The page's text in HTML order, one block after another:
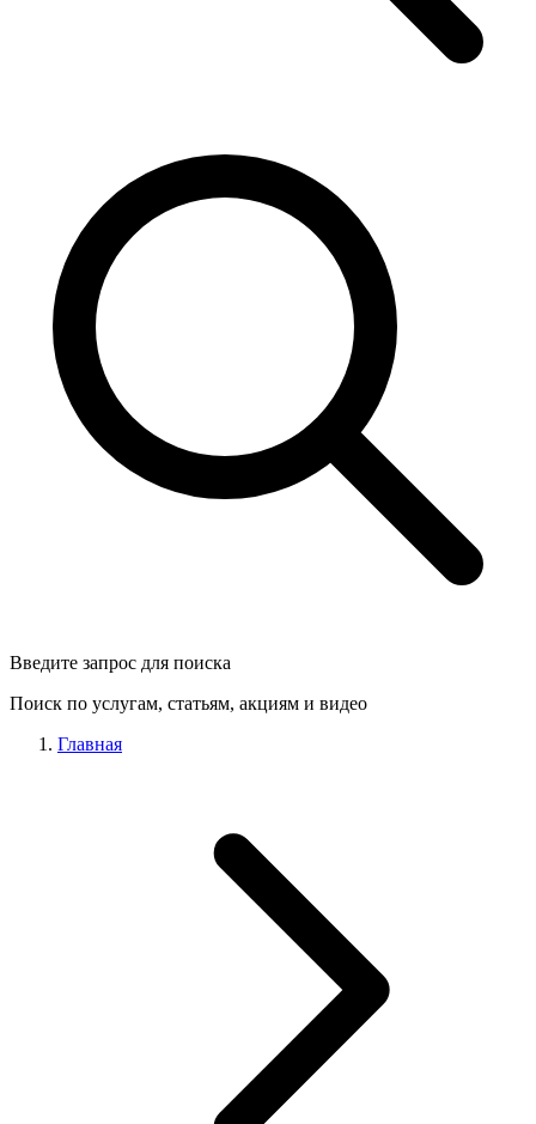
Введите запрос для поиска
Поиск по услугам, статьям, акциям и видео
Главная